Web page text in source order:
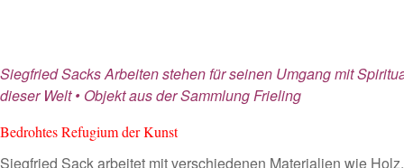
Siegfried Sacks Arbeiten stehen für seinen Umgang mit
dieser Welt • Objekt aus der Sammlung Frieling
Bedrohtes Refugium der Kunst
Siegfried Sack arbeitet mit verschiedenen Materialien wie